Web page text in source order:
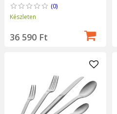
(0)
Készleten
36 590 Ft